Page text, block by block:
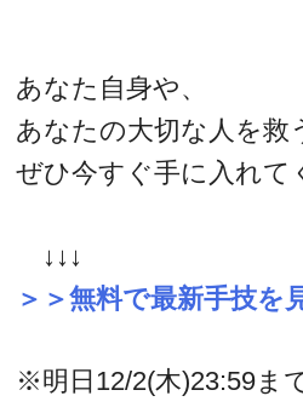
あなた自身や、
あなたの大切な人を救
ぜひ今すぐ手に入れて
↓↓↓
＞＞無料で最新手技を
※明日12/2(木)23:59ま